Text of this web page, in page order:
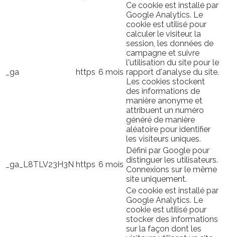
_ga https 6 mois
Ce cookie est installé par
Google Analytics. Le
cookie est utilisé pour
calculer le visiteur, la
session, les données de
campagne et suivre
l'utilisation du site pour le
rapport d'analyse du site.
Les cookies stockent
des informations de
manière anonyme et
attribuent un numéro
généré de manière
aléatoire pour identifier
les visiteurs uniques.
_ga_L8TLV23H3N https 6 mois
Défini par Google pour
distinguer les utilisateurs.
Connexions sur le même
site uniquement.
Ce cookie est installé par
Google Analytics. Le
cookie est utilisé pour
stocker des informations
sur la façon dont les